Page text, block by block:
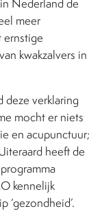
Nederland de
meer
ernstige
kwakzalvers in
deze verklaring
mocht er niets
en acupunctuur;
heeft de
kennelijk
‘gezondheid’.